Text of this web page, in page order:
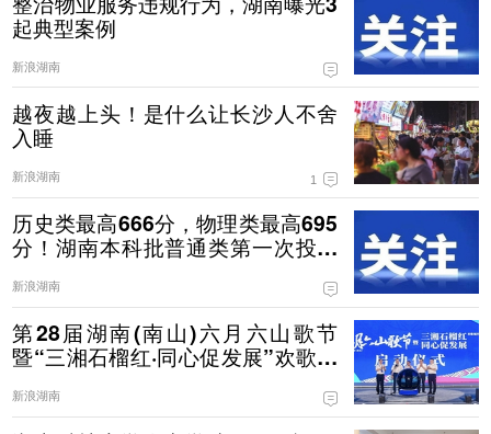
起典型案例
新浪湖南
越夜越上头！是什么让长沙人不舍
入睡
新浪湖南 1
历史类最高666分，物理类最高695
分！湖南本科批普通类第一次投档
新浪湖南
第28届湖南(南山)六月六山歌节
暨“三湘石榴红·同心促发展”欢歌城
新浪湖南